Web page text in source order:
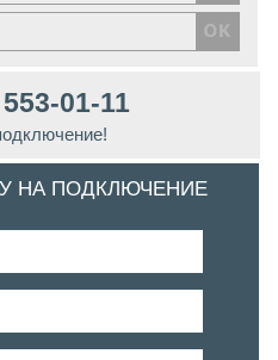
01-11
НА ПОДКЛЮЧЕНИЕ